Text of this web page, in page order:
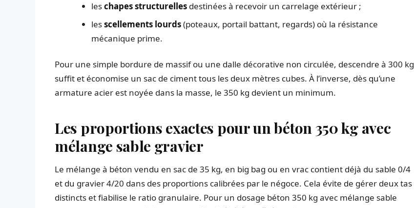
leschapes structurelles destinées à recevoir un carrelage extérieur ;
lesscellements lourds(poteaux, portail battant, regards) où la résistance
mécanique prime.
Pour une simple bordure de massif ou une dalle décorative non circulée, descendre à 300 kg
suffit et économise un sac de ciment tous les deux mètres cubes. À l’inverse, dès qu’une
armature acier est noyée dans la masse, le 350 kg devient un minimum.
Les proportions exactes pour un béton 350 kg avec
mélange sable gravier
Le mélange à béton vendu en sac de 35 kg, en big bag ou en vrac contient déjà du sable 0/4
et du gravier 4/20 dans des proportions calibrées par le négoce. Cela évite de gérer deux tas
distincts et fiabilise le ratio granulaire. Pour un dosage béton 350 kg avec mélange sable